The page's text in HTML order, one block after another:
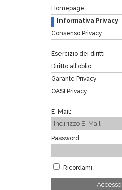
Homepage
Informativa Privacy
Consenso Privacy
Esercizio dei diritti
Diritto all'oblio
Garante Privacy
OASI Privacy
E-Mail:
Password:
Ricordami
Accesso